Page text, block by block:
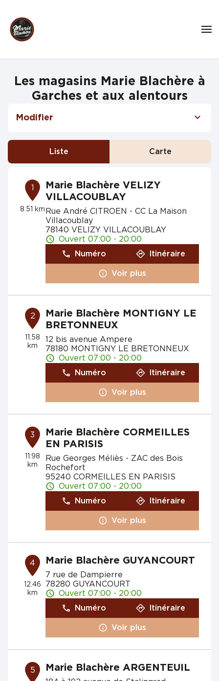
Les magasins Marie Blachère à
Garches et aux alentours
Modifier
Liste Carte
1
8.51 km
Marie Blachère VELIZY
VILLACOUBLAY
Rue André CITROEN - CC La Maison
Villacoublay
78140 VELIZY VILLACOUBLAY
Ouvert 07:00 - 20:00
Numéro
Itinéraire
Voir plus
2
11.58
km
Marie Blachère MONTIGNY LE
BRETONNEUX
12 bis avenue Ampere
78180 MONTIGNY LE BRETONNEUX
Ouvert 07:00 - 20:00
Numéro
Itinéraire
Voir plus
3
11.98
km
Marie Blachère CORMEILLES
EN PARISIS
Rue Georges Méliès - ZAC des Bois
Rochefort
95240 CORMEILLES EN PARISIS
Ouvert 07:00 - 20:00
Numéro
Itinéraire
Voir plus
4
12.46
km
Marie Blachère GUYANCOURT
7 rue de Dampierre
78280 GUYANCOURT
Ouvert 07:00 - 20:00
Numéro
Itinéraire
Voir plus
5 Marie Blachère ARGENTEUIL